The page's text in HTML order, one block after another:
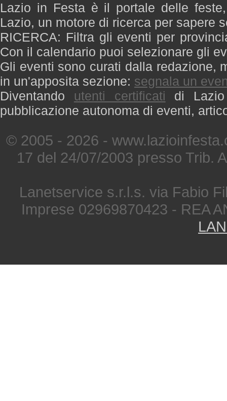
Lazio in Festa è il portale delle
Lazio, un motore di ricerca per sapere
RICERCA: Filtra gli eventi per
Con il calendario puoi selezionare gli
Gli eventi sono curati dalla redazione,
in un'apposita sezione: segnala un
Diventando utenti certificati di
pubblicazione autonoma di eventi,
© 2005 - 2026 -
17 del 24/07/2003 presso Trib.
Lanetservice s.r.l.s. via Fabio
Imprese 02969870423 - REA